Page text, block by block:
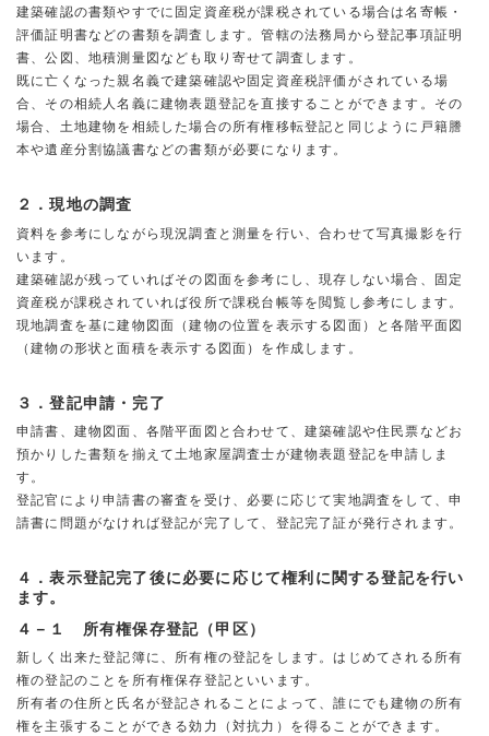
建築確認の書類やすでに固定資産税が課税されている場合は名寄帳・
評価証明書などの書類を調査します。管轄の法務局から登記事項証明
書、公図、地積測量図なども取り寄せて調査します。
既に亡くなった親名義で建築確認や固定資産税評価がされている場
合、その相続人名義に建物表題登記を直接することができます。その
場合、土地建物を相続した場合の所有権移転登記と同じように戸籍謄
本や遺産分割協議書などの書類が必要になります。
２．現地の調査
資料を参考にしながら現況調査と測量を行い、合わせて写真撮影を行
います。
建築確認が残っていればその図面を参考にし、現存しない場合、固定
資産税が課税されていれば役所で課税台帳等を閲覧し参考にします。
現地調査を基に建物図面（建物の位置を表示する図面）と各階平面図
（建物の形状と面積を表示する図面）を作成します。
３．登記申請・完了
申請書、建物図面、各階平面図と合わせて、建築確認や住民票などお
預かりした書類を揃えて土地家屋調査士が建物表題登記を申請しま
す。
登記官により申請書の審査を受け、必要に応じて実地調査をして、申
請書に問題がなければ登記が完了して、登記完了証が発行されます。
４．表示登記完了後に必要に応じて権利に関する登記を行い
ます。
４－１ 所有権保存登記（甲区）
新しく出来た登記簿に、所有権の登記をします。はじめてされる所有
権の登記のことを所有権保存登記といいます。
所有者の住所と氏名が登記されることによって、誰にでも建物の所有
権を主張することができる効力（対抗力）を得ることができます。